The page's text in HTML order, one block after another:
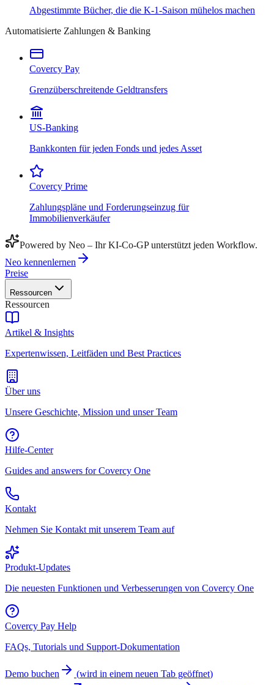
Abgestimmte Bücher, die die K-1-Saison mühelos machen
Automatisierte Zahlungen & Banking
Covercy Pay
Grenzüberschreitende Geldtransfers
US-Banking
Bankkonten für jeden Fonds und jedes Asset
Covercy Prime
Zahlungspläne und Forderungseinzug für
Immobilienverkäufer
Powered by Neo – Ihr KI-Co-GP unterstützt jeden Workflow.
Neo kennenlernen
Preise
Ressourcen
Ressourcen
Artikel & Insights
Expertenwissen, Leitfäden und Best Practices
Über uns
Unsere Geschichte, Mission und unser Team
Hilfe-Center
Guides and answers for Covercy One
Kontakt
Nehmen Sie Kontakt mit unserem Team auf
Produkt-Updates
Die neuesten Funktionen und Verbesserungen von Covercy One
Covercy Pay Help
FAQs, Tutorials und Support-Dokumentation
Demo buchen (wird in einem neuen Tab geöffnet)